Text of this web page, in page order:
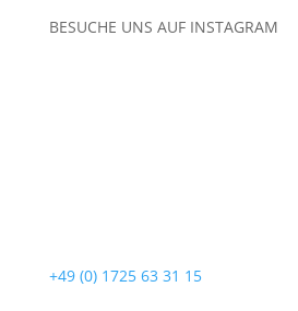
BESUCHE UNS AUF INSTAGRAM
+49 (0) 1725 63 31 15